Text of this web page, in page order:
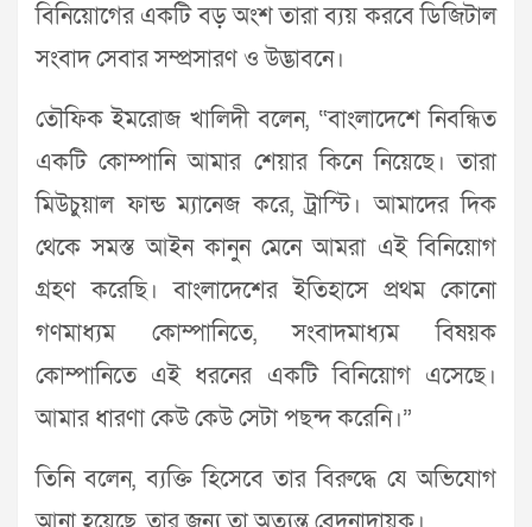
বিনিয়োগের একটি বড় অংশ তারা ব্যয় করবে ডিজিটাল
সংবাদ সেবার সম্প্রসারণ ও উদ্ভাবনে।
তৌফিক ইমরোজ খালিদী বলেন, “বাংলাদেশে নিবন্ধিত
একটি কোম্পানি আমার শেয়ার কিনে নিয়েছে। তারা
মিউচুয়াল ফান্ড ম্যানেজ করে, ট্রাস্টি। আমাদের দিক
থেকে সমস্ত আইন কানুন মেনে আমরা এই বিনিয়োগ
গ্রহণ করেছি। বাংলাদেশের ইতিহাসে প্রথম কোনো
গণমাধ্যম কোম্পানিতে, সংবাদমাধ্যম বিষয়ক
কোম্পানিতে এই ধরনের একটি বিনিয়োগ এসেছে।
আমার ধারণা কেউ কেউ সেটা পছন্দ করেনি।”
তিনি বলেন, ব্যক্তি হিসেবে তার বিরুদ্ধে যে অভিযোগ